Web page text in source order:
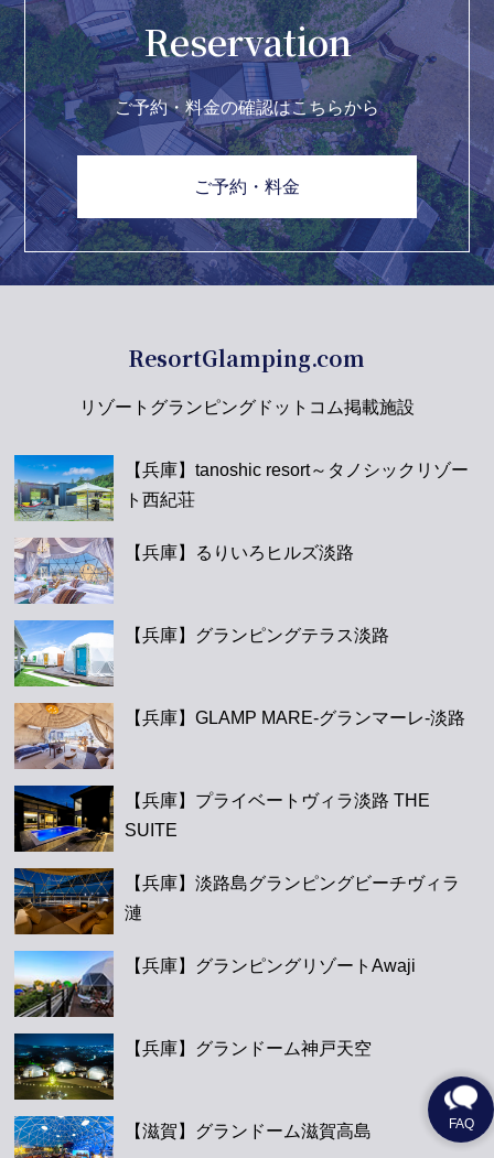
Reservation
ご予約・料金の確認はこちらから
ご予約・料金
ResortGlamping.com
リゾートグランピングドットコム掲載施設
【兵庫】tanoshic resort～タノシックリゾー
ト西紀荘
【兵庫】るりいろヒルズ淡路
【兵庫】グランピングテラス淡路
【兵庫】GLAMP MARE-グランマーレ-淡路
【兵庫】プライベートヴィラ淡路 THE
SUITE
【兵庫】淡路島グランピングビーチヴィラ
漣
【兵庫】グランピングリゾートAwaji
【兵庫】グランドーム神戸天空
【滋賀】グランドーム滋賀高島